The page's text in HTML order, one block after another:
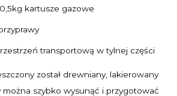
kartusze gazowe
transportową w tylnej części
został drewniany, lakierowany
można szybko wysunąć i przygotować